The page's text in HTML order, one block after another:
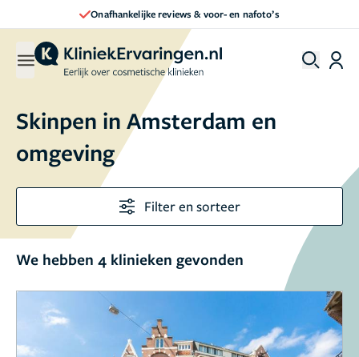
Onafhankelijke reviews & voor- en nafoto’s
Skinpen in Amsterdam en
omgeving
Filter en sorteer
We hebben 4 klinieken gevonden